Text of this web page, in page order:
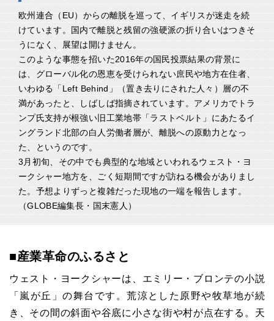
欧州連合（EU）からの離脱を巡って、イギリスが迷走を続
けています。国内で離脱と残留の強硬派の折り合いはつきそ
うになく、展望は開けません。
このような事態を招いた2016年の国民投票結果の背景に
は、グローバル化の恩恵を受けられない庶民や地方在住者、
いわゆる「Left Behind」（置き去りにされた人々）層の不
満があったと、しばしば指摘されています。アメリカでトラ
ンプ氏支持が根強い旧工業地帯「ラストベルト」にあたるイ
ングランド北部の白人労働者層が、離脱への原動力となっ
た、というのです。
3月初旬、その中でも典型的な地域といわれるウェスト・ヨ
ークシャー地方を、ごく短期間ですが訪ねる機会がありまし
た。予想よりずっと複雑だった現地の一端を報告します。
（GLOBE編集長・国末憲人）
■産業革命のふるさと
ウェスト・ヨークシャーは、エミリー・ブロンテの小説
「嵐が丘」の舞台です。荒涼とした原野や牧草地が続
き、その間の斜面や谷底に小さな街や村が点在する。天